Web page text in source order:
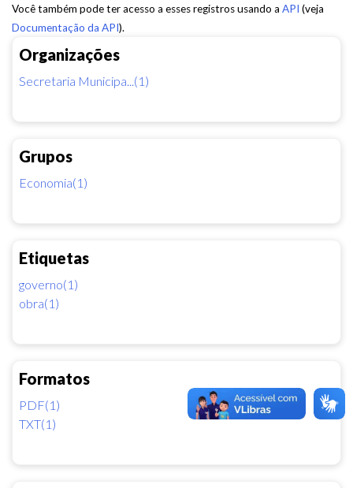
Organizações
Secretaria Municipa...(1)
Grupos
Economia(1)
Etiquetas
governo(1)
obra(1)
Formatos
PDF(1)
TXT(1)
Você também pode ter acesso a esses registros usando a API (veja
Documentação da API).